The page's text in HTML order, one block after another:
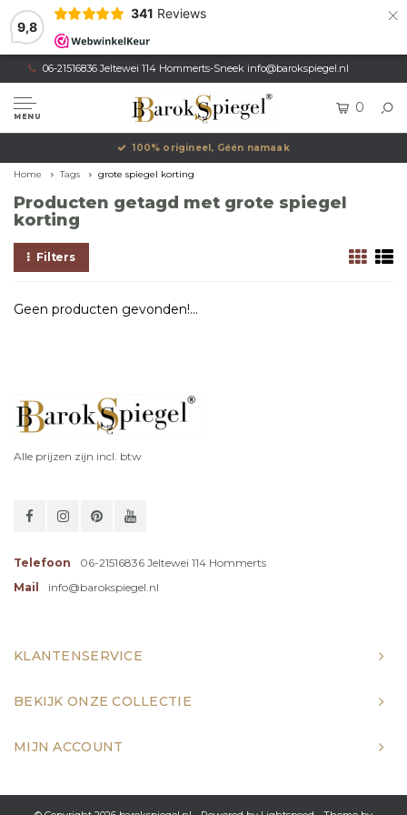
9,8
341 Reviews ×
06-21516836 Jeltewei 114 Hommerts-Sneek info@barokspiegel.nl
MENU
0
100% origineel, Géén namaak
Home Tags grote spiegel korting
Producten getagd met grote spiegel
korting
Filters
Geen producten gevonden!...
Alle prijzen zijn incl. btw
Telefoon
06-21516836 Jeltewei 114 Hommerts
Mail
info@barokspiegel.nl
KLANTENSERVICE
BEKIJK ONZE COLLECTIE
MIJN ACCOUNT